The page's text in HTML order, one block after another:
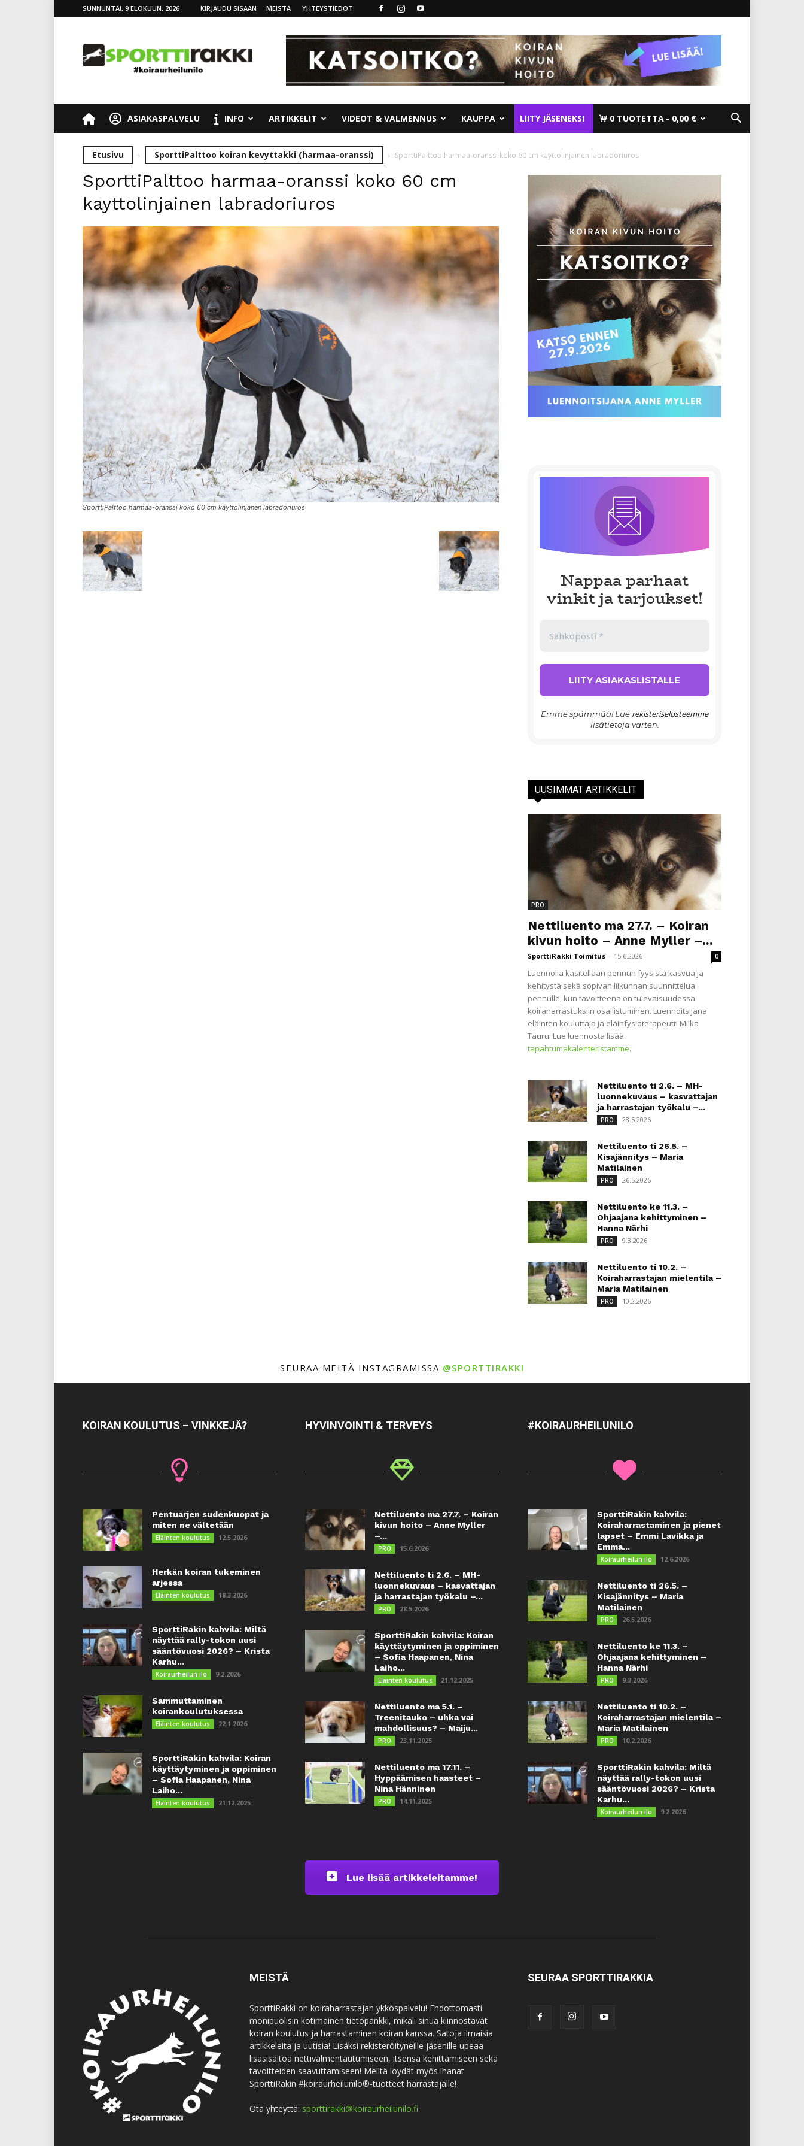
SUNNUNTAI, 9 ELOKUUN, 2026 KIRJAUDU SISÄÄN MEISTÄ YHTEYSTIEDOT
ASIAKASPALVELU INFO ARTIKKELIT VIDEOT & VALMENNUS KAUPPA LIITY JÄSENEKSI 0 TUOTETTA 0,00 €
Etusivu SporttiPalttoo koiran kevyttakki (harmaa-oranssi) SporttiPalttoo harmaa-oranssi koko 60 cm kayttolinjainen labradoriuros
SporttiPalttoo harmaa-oranssi koko 60 cm
kayttolinjainen labradoriuros
SporttiPalttoo harmaa-oranssi koko 60 cm käyttölinjanen labradoriuros
Nappaa parhaat
vinkit ja tarjoukset!
Emme spämmää! Lue rekisteriselosteemme
lisätietoja varten.
UUSIMMAT ARTIKKELIT
PRO
Nettiluento ma 27.7. – Koiran
kivun hoito – Anne Myller –...
SporttiRakki Toimitus - 15.6.2026 0
Luennolla käsitellään pennun fyysistä kasvua ja
kehitystä sekä sopivan liikunnan suunnittelua
pennulle, kun tavoitteena on tulevaisuudessa
koiraharrastuksiin osallistuminen. Luennoitsijana
eläinten kouluttaja ja eläinfysioterapeutti Milka
Tauru. Lue luennosta lisää
tapahtumakalenteristamme.
Nettiluento ti 2.6. – MH-
luonnekuvaus – kasvattajan
ja harrastajan työkalu –...
PRO 28.5.2026
Nettiluento ti 26.5. –
Kisajännitys – Maria
Matilainen
PRO 26.5.2026
Nettiluento ke 11.3. –
Ohjaajana kehittyminen –
Hanna Närhi
PRO 9.3.2026
Nettiluento ti 10.2. –
Koiraharrastajan mielentila –
Maria Matilainen
PRO 10.2.2026
SEURAA MEITÄ INSTAGRAMISSA @SPORTTIRAKKI
KOIRAN KOULUTUS – VINKKEJÄ?
Pentuarjen sudenkuopat ja
miten ne vältetään
Eläinten koulutus 12.5.2026
Herkän koiran tukeminen
arjessa
Eläinten koulutus 18.3.2026
SporttiRakin kahvila: Miltä
näyttää rally-tokon uusi
sääntövuosi 2026? – Krista
Karhu...
Koiraurheilun ilo 9.2.2026
Sammuttaminen
koirankoulutuksessa
Eläinten koulutus 22.1.2026
SporttiRakin kahvila: Koiran
käyttäytyminen ja oppiminen
– Sofia Haapanen, Nina
Laiho...
Eläinten koulutus 21.12.2025
HYVINVOINTI & TERVEYS
Nettiluento ma 27.7. – Koiran
kivun hoito – Anne Myller
–...
PRO 15.6.2026
Nettiluento ti 2.6. – MH-
luonnekuvaus – kasvattajan
ja harrastajan työkalu –...
PRO 28.5.2026
SporttiRakin kahvila: Koiran
käyttäytyminen ja oppiminen
– Sofia Haapanen, Nina
Laiho...
Eläinten koulutus 21.12.2025
Nettiluento ma 5.1. –
Treenitauko – uhka vai
mahdollisuus? – Maiju...
PRO 23.11.2025
Nettiluento ma 17.11. –
Hyppäämisen haasteet –
Nina Hänninen
PRO 14.11.2025
Lue lisää artikkeleitamme!
#KOIRAURHEILUNILO
SporttiRakin kahvila:
Koiraharrastaminen ja pienet
lapset – Emmi Lavikka ja
Emma...
Koiraurheilun ilo 12.6.2026
Nettiluento ti 26.5. –
Kisajännitys – Maria
Matilainen
PRO 26.5.2026
Nettiluento ke 11.3. –
Ohjaajana kehittyminen –
Hanna Närhi
PRO 9.3.2026
Nettiluento ti 10.2. –
Koiraharrastajan mielentila –
Maria Matilainen
PRO 10.2.2026
SporttiRakin kahvila: Miltä
näyttää rally-tokon uusi
sääntövuosi 2026? – Krista
Karhu...
Koiraurheilun ilo 9.2.2026
MEISTÄ
SporttiRakki on koiraharrastajan ykköspalvelu! Ehdottomasti
monipuolisin kotimainen tietopankki, mikäli sinua kiinnostavat
koiran koulutus ja harrastaminen koiran kanssa. Satoja ilmaisia
artikkeleita ja uutisia! Lisäksi rekisteröityneille jäsenille upeaa
lisäsisältöä nettivalmentautumiseen, itsensä kehittämiseen sekä
tavoitteiden saavuttamiseen! Meiltä löydät myös ihanat
SporttiRakin #koiraurheilunilo®-tuotteet harrastajalle!
Ota yhteyttä: sporttirakki@koiraurheilunilo.fi
SEURAA SPORTTIRAKKIA